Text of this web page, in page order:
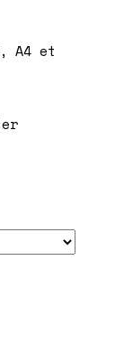
A4 et